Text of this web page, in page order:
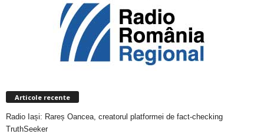
Articole recente
Radio Iași: Rareș Oancea, creatorul platformei de fact-checking
TruthSeeker